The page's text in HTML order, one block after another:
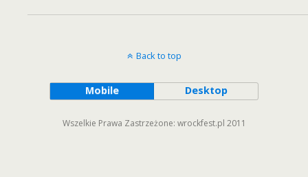
Back to top
Mobile Desktop
Wszelkie Prawa Zastrzeżone: wrockfest.pl 2011